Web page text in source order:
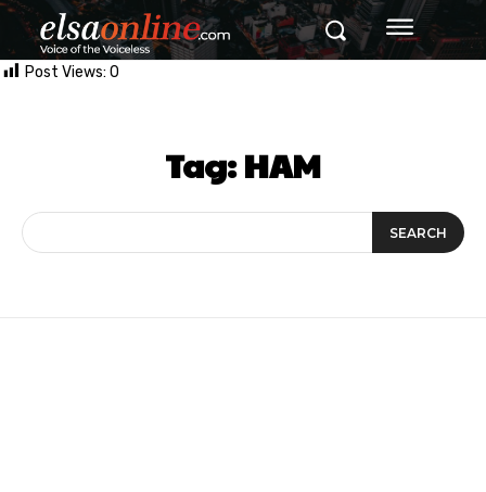
Post Views: 0
Tag:HAM
SEARCH